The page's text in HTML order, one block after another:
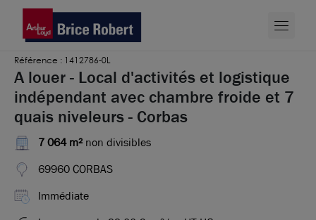
Référence : 1412786-0L
A louer - Local d'activités et logistique
indépendant avec chambre froide et 7
quais niveleurs - Corbas
7 064 m² non divisibles
69960 CORBAS
Immédiate